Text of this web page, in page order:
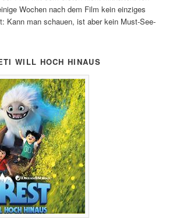
Wochen nach dem Film kein einziges
Kann man schauen, ist aber kein Must-See-
WILL HOCH HINAUS